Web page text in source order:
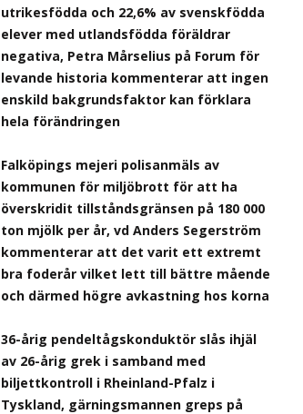
utrikesfödda och 22,6% av svenskfödda
elever med utlandsfödda föräldrar
negativa, Petra Mårselius på Forum för
levande historia kommenterar att ingen
enskild bakgrundsfaktor kan förklara
hela förändringen
Falköpings mejeri polisanmäls av
kommunen för miljöbrott för att ha
överskridit tillståndsgränsen på 180 000
ton mjölk per år, vd Anders Segerström
kommenterar att det varit ett extremt
bra foderår vilket lett till bättre mående
och därmed högre avkastning hos korna
36-årig pendeltågskonduktör slås ihjäl
av 26-årig grek i samband med
biljettkontroll i Rheinland-Pfalz i
Tyskland, gärningsmannen greps på